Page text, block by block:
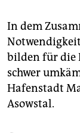
In dem
bilden für die
schwer
Hafenstadt
Asowstal.